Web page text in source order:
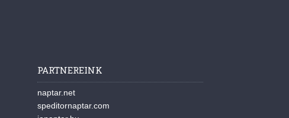
PARTNEREINK
naptar.net
speditornaptar.com